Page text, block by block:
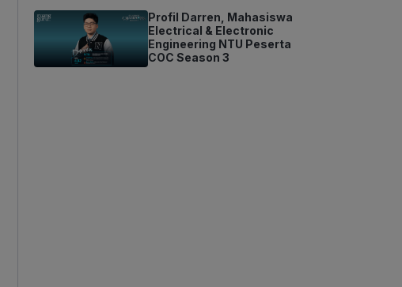
Profil Darren, Mahasiswa
Electrical & Electronic
Engineering NTU Peserta
COC Season 3